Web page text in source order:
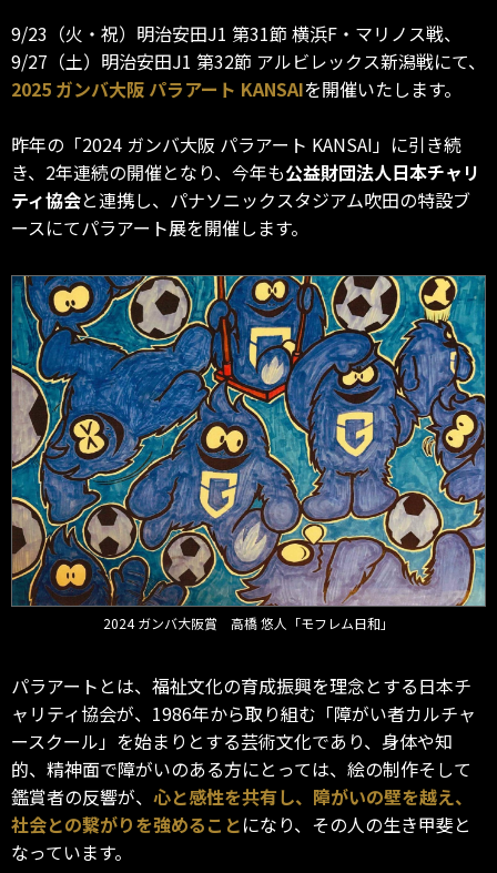
9/23（火・祝）明治安田J1 第31節 横浜F・マリノス戦、
9/27（土）明治安田J1 第32節 アルビレックス新潟戦にて、
2025 ガンバ大阪 パラアート KANSAIを開催いたします。
昨年の「2024 ガンバ大阪 パラアート KANSAI」に引き続
き、2年連続の開催となり、今年も公益財団法人日本チャリ
ティ協会と連携し、パナソニックスタジアム吹田の特設ブ
ースにてパラアート展を開催します。
2024 ガンバ大阪賞 高橋 悠人「モフレム日和」
パラアートとは、福祉文化の育成振興を理念とする日本チ
ャリティ協会が、1986年から取り組む「障がい者カルチャ
ースクール」を始まりとする芸術文化であり、身体や知
的、精神面で障がいのある方にとっては、絵の制作そして
鑑賞者の反響が、 心と感性を共有し、障がいの壁を越え、
社会との繋がりを強めることになり、その人の生き甲斐と
なっています。